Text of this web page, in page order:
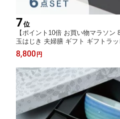
7位
【ポイント10倍 お買い物マラソン
玉はじき 夫婦膳 ギフト ギフトラ
食器セット 日本製 夫婦茶碗 汁椀
食洗機対応 電子レンジ対応 CDF
8,800円